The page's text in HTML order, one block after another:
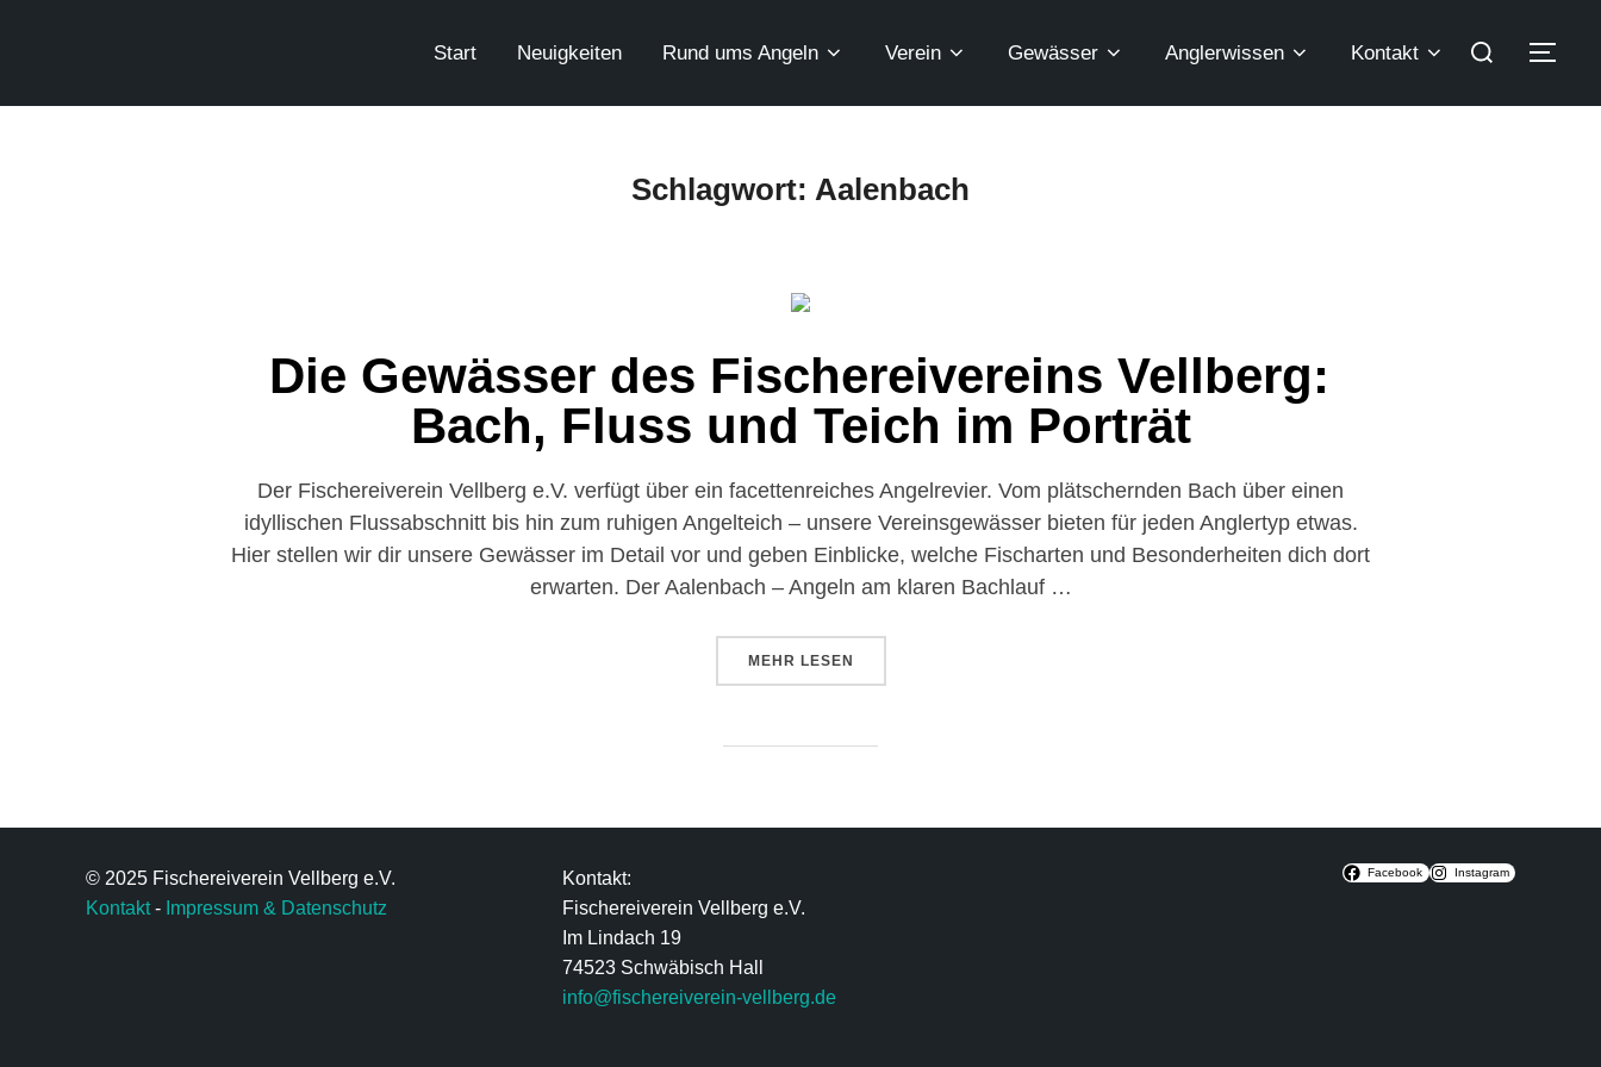
Start Neuigkeiten Rund ums Angeln Verein Gewässer Anglerwissen Kontakt
Schlagwort: ​Aalenbach
Die Gewässer des Fischereivereins Vellberg:
Bach, Fluss und Teich im Porträt
Der Fischereiverein Vellberg e.V. verfügt über ein facettenreiches Angelrevier. Vom plätschernden Bach über einen
idyllischen Flussabschnitt bis hin zum ruhigen Angelteich – unsere Vereinsgewässer bieten für jeden Anglertyp etwas.
Hier stellen wir dir unsere Gewässer im Detail vor und geben Einblicke, welche Fischarten und Besonderheiten dich dort
erwarten. Der Aalenbach – Angeln am klaren Bachlauf …
MEHR LESEN
© 2025 Fischereiverein Vellberg e.V.
Kontakt- Impressum & Datenschutz
Kontakt:
Fischereiverein Vellberg e.V.
Im Lindach 19
74523 Schwäbisch Hall
info@fischereiverein-vellberg.de
Facebook Instagram